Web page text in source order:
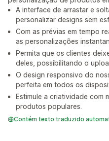
A interface de arrastar e
personalizar designs sem
Com as prévias em tempo
as personalizações
Permita que os clientes
deles, possibilitando o
O design responsivo do
perfeita em todos os
Estimule a criatividade com
produtos populares.
Contém texto traduzido